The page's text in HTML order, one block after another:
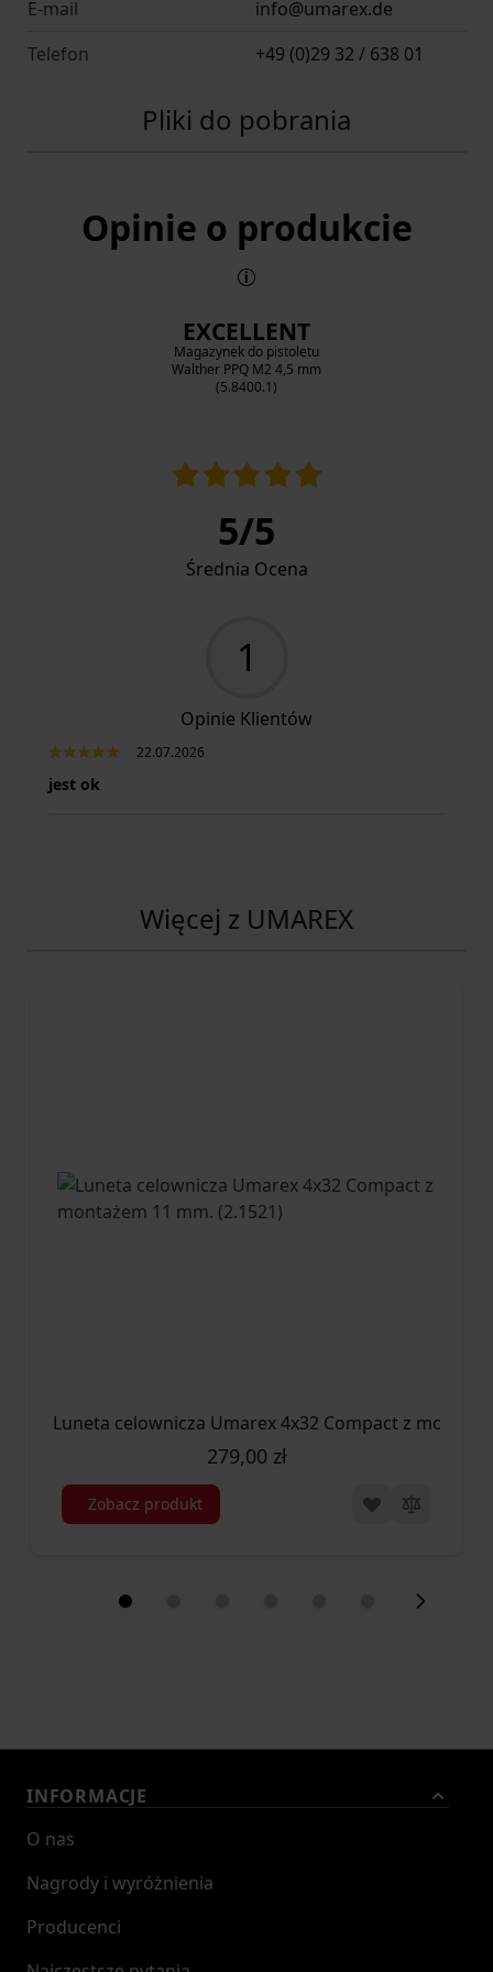
E-mail
info@umarex.de
Telefon
+49 (0)29 32 / 638 01
Pliki do pobrania
Opinie o produkcie
EXCELLENT
Magazynek do pistoletu
Walther PPQ M2 4,5 mm
(5.8400.1)
5/5
Średnia Ocena
1
Opinie Klientów
22.07.2026
jest ok
Więcej z UMAREX
Luneta celownicza Umarex 4x32 Compact z
279,00 zł
Zobacz produkt
INFORMACJE
O nas
Nagrody i wyróżnienia
Producenci